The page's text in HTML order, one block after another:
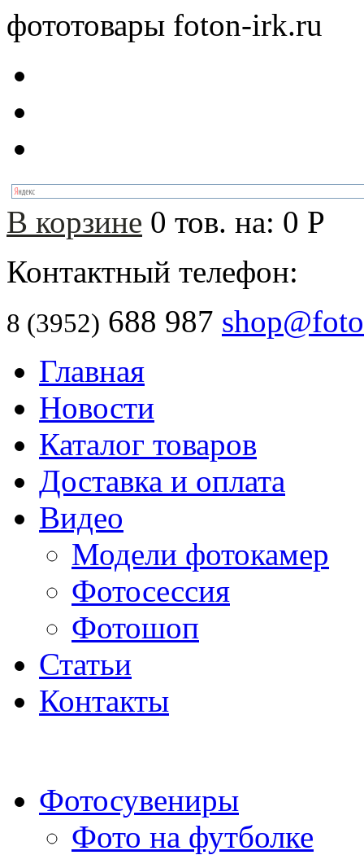
фототовары foton-irk.ru
В корзине 0 тов. на: 0 Р
Контактный телефон:
8 (3952) 688 987
Главная
Новости
Каталог товаров
Доставка и оплата
Видео
Модели фотокамер
Фотосессия
Фотошоп
Статьи
Контакты
Фотосувениры
Фото на футболке